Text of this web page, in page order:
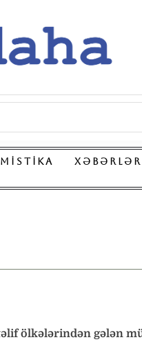
MISTIKA XƏBƏRLƏR
ölkələrindən gələn